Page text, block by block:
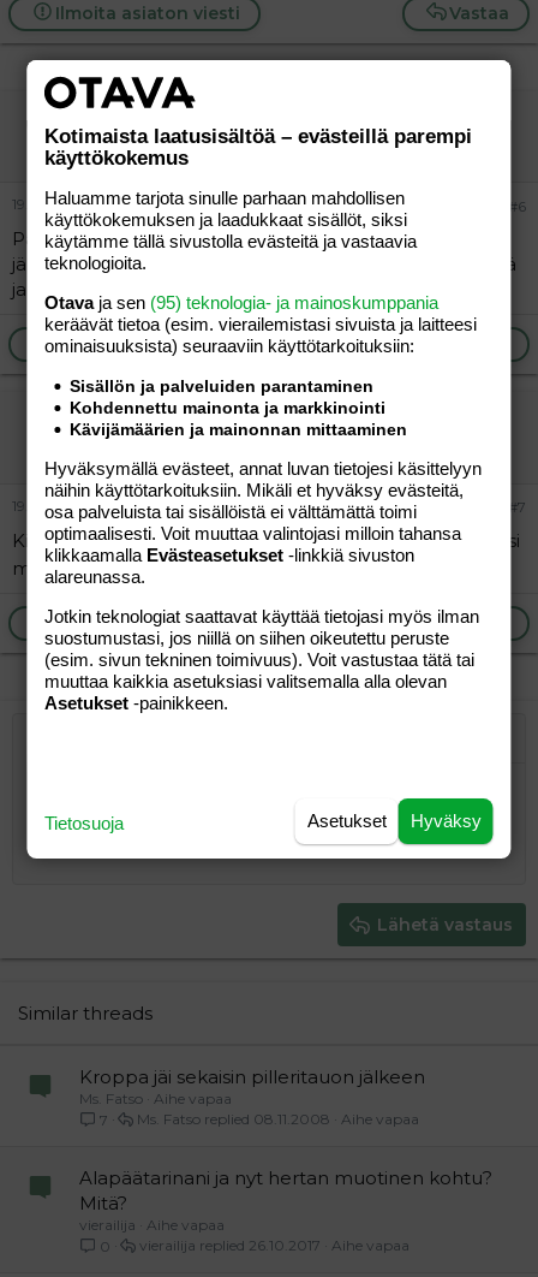
Vastaa
Ilmoita asiaton viesti
minnipinni
Vieras
19.04.2012 #6
Paras ratkasu ever: suihkutettavaa kasvovettä ja sen
jälkeen Erioil-voidetta, koskaan ei tuu näppyjä! Ja terävä
ja uus höylä säännöllisesti.
Ilmoita asiaton viesti
punaista
Vieras
19.04.2012 #7
Kiitos vastauksista. Yritän kokeilla, josko jokin näistä sopisi
minulle
Vastaa
Ilmoita asiaton viesti
Suurenna sisennystä
10
12
26
Courier New
Keskitä
Poista luonnos
Lähetä vastaus
Similar threads
Kroppa jäi sekaisin pilleritauon jälkeen
Ms. Fatso
Aihe vapaa
7
Aihe vapaa
08.11.2008
Ms. Fatso
Alapäätarinani ja nyt hertan muotinen kohtu?
Mitä?
vierailija
Aihe vapaa
0
Aihe vapaa
26.10.2017
vierailija
Kotimaista laatusisältöä – evästeillä parempi
käyttökokemus
Haluamme tarjota sinulle parhaan mahdollisen
käyttökokemuksen ja laadukkaat sisällöt, siksi
käytämme tällä sivustolla evästeitä ja vastaavia
teknologioita.
Otavaja sen (95) teknologia- ja mainoskumppania
keräävät tietoa (esim. vierailemis­tasi sivuista ja laitteesi
ominaisuuk­sista) seuraaviin käyttötarkoituksiin:
Sisällön ja palveluiden parantaminen
Kohdennettu mainonta ja markkinointi
Kävijämäärien ja mainonnan mittaaminen
Hyväksymällä evästeet, annat luvan tietojesi käsittelyyn
näihin käyttötarkoituksiin. Mikäli et hyväksy evästeitä,
osa palveluista tai sisällöistä ei välttämättä toimi
optimaalisesti. Voit muuttaa valintojasi milloin tahansa
klikkaamalla Evästeasetukset -linkkiä sivuston
alareunassa.
Jotkin teknologiat saattavat käyttää tietojasi myös ilman
suostumustasi, jos niillä on siihen oikeutettu peruste
(esim. sivun tekninen toimivuus). Voit vastustaa tätä tai
muuttaa kaikkia asetuksiasi valitsemalla alla olevan
Asetukset -painikkeen.
Hyväksy
Asetukset
Tietosuoja